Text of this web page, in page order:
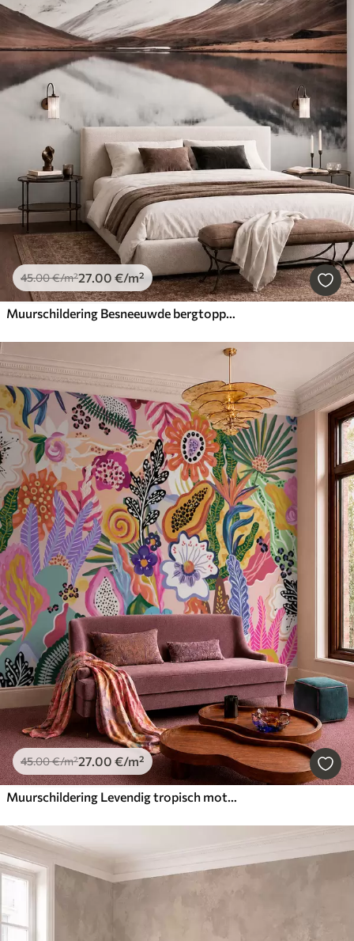
45.00€/m²27.00 €/m²
Muurschildering Besneeuwde bergtoppen en een rustig meer met een spiegelgladde weerspiegeling
45.00€/m²27.00 €/m²
Muurschildering Levendig tropisch motief met bloemen, bladeren en kleurrijke vruchten